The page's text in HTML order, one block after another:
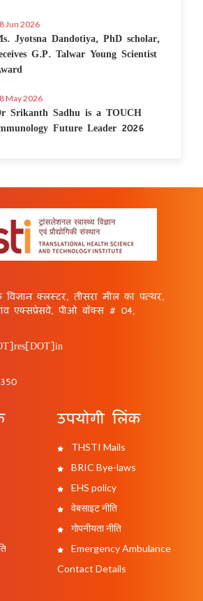
Jun 2026
Jyotsna Dandotiya, PhD scholar,
G.P. Talwar Young Scientist
May 2026
Srikanth Sadhu is a TOUCH
Future Leader 2026
क्लस्टर, तीसरा मील का पत्थर,
एक्सप्रेसवे, पीओ बॉक्स # 04,
उपयोगी लिंक
THSTI Mails
BRIC Bye-laws
EHS policy
वेबसाइट नीति
गोपनीयता नीति
Emergency Ambulance
Contact Details